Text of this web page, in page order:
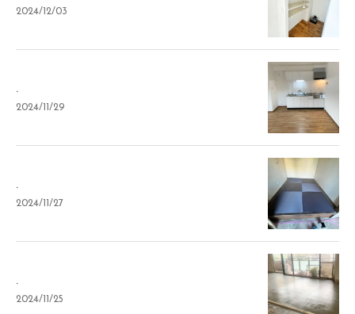
2024/12/03
.
2024/11/29
.
2024/11/27
.
2024/11/25